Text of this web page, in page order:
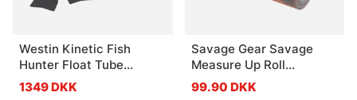
Westin Kinetic Fish
Hunter Float Tube
Combo 135cm
1349 DKK
Savage Gear Savage
Measure Up Roll
8x130cm
99.90 DKK